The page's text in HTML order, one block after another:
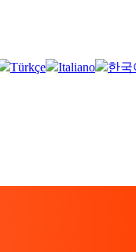
Türkçe Italiano 한국